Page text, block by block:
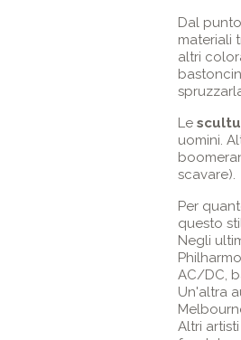
Dal
materiali
altri
Le
uomini.
scavare).
Per
questo
Negli
AC/DC,
Un'altra
Altri